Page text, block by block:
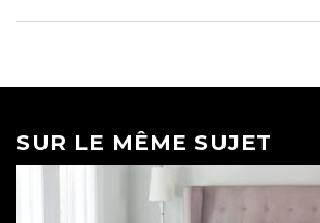
SUR LE MÊME SUJET